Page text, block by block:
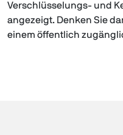
Verschlüsselungs- und
angezeigt. Denken Sie
einem öffentlich